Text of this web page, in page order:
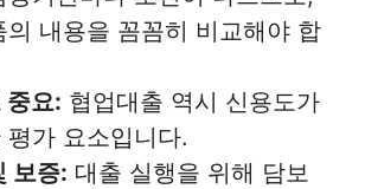
의 내용을 꼼꼼히 비교해야 합
중요: 협업대출 역시 신용도가
평가 요소입니다.
보증: 대출 실행을 위해 담보